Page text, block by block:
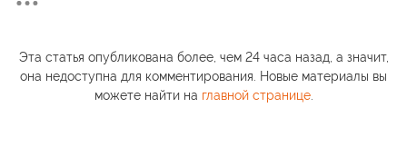
Эта статья опубликована более, чем 24 часа назад, а значит,
она недоступна для комментирования. Новые материалы вы
можете найти на главной странице.